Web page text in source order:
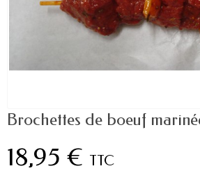
Brochettes de boeuf
18,95 € TTC